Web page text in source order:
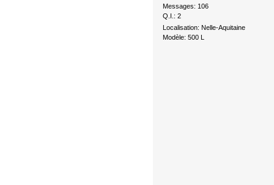
Messages: 106
Q.I.: 2
Localisation: Nelle-Aquitaine
Modèle: 500 L